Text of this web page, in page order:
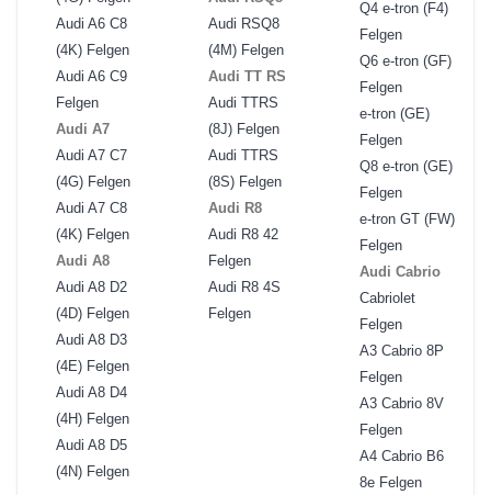
Audi A6 C8
(4K) Felgen
Audi A6 C9
Felgen
Audi A7
Audi A7 C7
(4G) Felgen
Audi A7 C8
(4K) Felgen
Audi A8
Audi A8 D2
(4D) Felgen
Audi A8 D3
(4E) Felgen
Audi A8 D4
(4H) Felgen
Audi A8 D5
(4N) Felgen
Audi RSQ8
(4M) Felgen
Audi TT RS
Audi TTRS
(8J) Felgen
Audi TTRS
(8S) Felgen
Audi R8
Audi R8 42
Felgen
Audi R8 4S
Felgen
Q4 e-tron (F4)
Felgen
Q6 e-tron (GF)
Felgen
e-tron (GE)
Felgen
Q8 e-tron (GE)
Felgen
e-tron GT (FW)
Felgen
Audi Cabrio
Cabriolet
Felgen
A3 Cabrio 8P
Felgen
A3 Cabrio 8V
Felgen
A4 Cabrio B6
8e Felgen